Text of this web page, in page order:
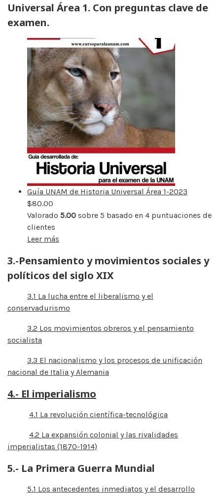
Universal Área 1. Con preguntas clave de
examen.
Guía UNAM de Historia Universal Área 1-2023
$80.00
Valorado 5.00 sobre 5 basado en 4 puntuaciones de
clientes
Leer más
3.-Pensamiento y movimientos sociales y
políticos del siglo XIX
3.1 La lucha entre el liberalismo y el
conservadurismo
3.2 Los movimientos obreros y el pensamiento
socialista
3.3 El nacionalismo y los procesos de unificación
nacional de Italia y Alemania
4.- El imperialismo
4.1 La revolución científica-tecnológica
4.2 La expansión colonial y las rivalidades
imperialistas (1870-1914)
5.- La Primera Guerra Mundial
5.1 Los antecedentes inmediatos y el desarrollo